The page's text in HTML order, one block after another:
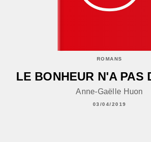
ROMANS
LE BONHEUR N'A PAS
Anne-Gaëlle Huon
03/04/2019